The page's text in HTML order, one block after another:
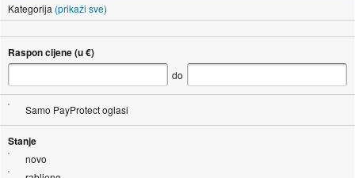
Kategorija (prikaži sve)
Raspon cijene (u €)
do
Samo PayProtect oglasi
Stanje
novo